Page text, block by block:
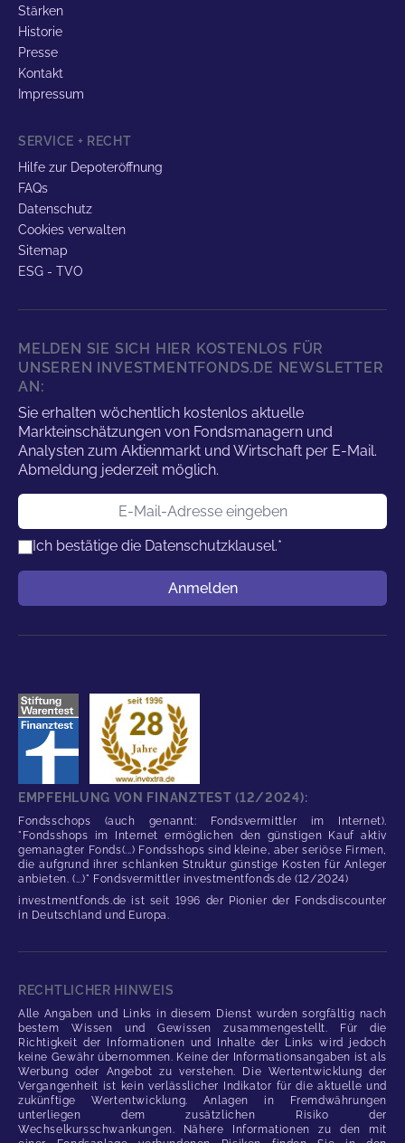
Stärken
Historie
Presse
Kontakt
Impressum
SERVICE + RECHT
Hilfe zur Depoteröffnung
FAQs
Datenschutz
Cookies verwalten
Sitemap
ESG - TVO
MELDEN SIE SICH HIER KOSTENLOS FÜR
UNSEREN INVESTMENTFONDS.DE NEWSLETTER
AN:
Sie erhalten wöchentlich kostenlos aktuelle
Markteinschätzungen von Fondsmanagern und
Analysten zum Aktienmarkt und Wirtschaft per E-Mail.
Abmeldung jederzeit möglich.
E-Mail-Adresse
Ich bestätige die Datenschutzklausel.*
Anmelden
EMPFEHLUNG VON FINANZTEST (12/2024):
Fondsschops (auch genannt: Fondsvermittler im Internet).
"Fondsshops im Internet ermöglichen den günstigen Kauf aktiv
gemanagter Fonds(...) Fondsshops sind kleine, aber seriöse Firmen,
die aufgrund ihrer schlanken Struktur günstige Kosten für Anleger
anbieten. (...)" Fondsvermittler investmentfonds.de (12/2024)
investmentfonds.de ist seit 1996 der Pionier der Fondsdiscounter
in Deutschland und Europa.
RECHTLICHER HINWEIS
Alle Angaben und Links in diesem Dienst wurden sorgfältig nach
bestem Wissen und Gewissen zusammengestellt. Für die
Richtigkeit der Informationen und Inhalte der Links wird jedoch
keine Gewähr übernommen. Keine der Informationsangaben ist als
Werbung oder Angebot zu verstehen. Die Wertentwicklung der
Vergangenheit ist kein verlässlicher Indikator für die aktuelle und
zukünftige Wertentwicklung. Anlagen in Fremdwährungen
unterliegen dem zusätzlichen Risiko der
Wechselkursschwankungen. Nähere Informationen zu den mit